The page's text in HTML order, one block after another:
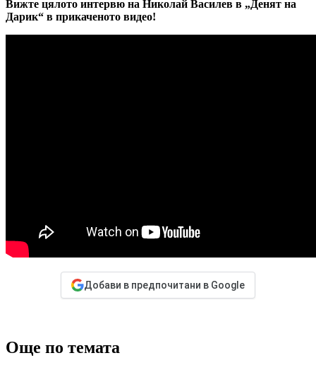
Вижте цялото интервю на Николай Василев в „Денят на
Дарик“ в прикаченото видео!
Добави в предпочитани в Google
Още по темата